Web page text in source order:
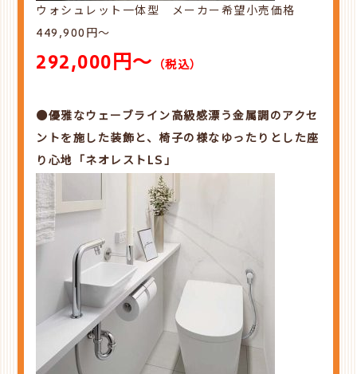
ウォシュレット一体型 メーカー希望小売価格
449,900円～
292,000円～ （税込）
●優雅なウェーブライン高級感漂う金属調のアクセ
ントを施した装飾と、椅子の様なゆったりとした座
り心地「ネオレストLS」